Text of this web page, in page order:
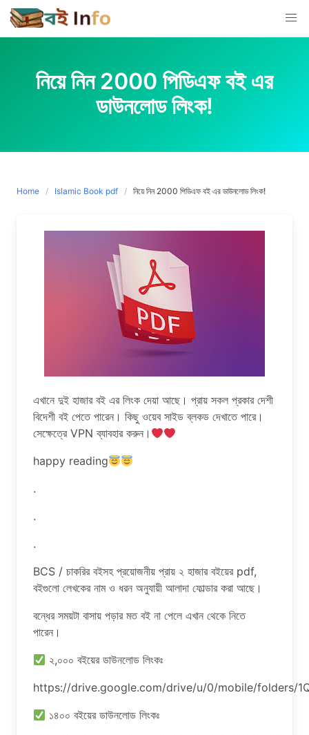
Skip
to
content
নিয়ে নিন 2000 পিডিএফ বই এর
ডাউনলোড লিংক!
Home Islamic Book pdf নিয়ে নিন 2000 পিডিএফ বই এর ডাউনলোড লিংক!
এখানে দুই হাজার বই এর লিংক দেয়া আছে। প্রায় সকল প্রকার দেশী
বিদেশী বই পেতে পারেন। কিছু ওয়েব সাইড ব্লকড দেখাতে পারে।
সেক্ষেত্রে VPN ব্যাবহার করুন।
happy reading
.
.
.
BCS / চাকরির বইসহ প্রয়োজনীয় প্রায় ২ হাজার বইয়ের pdf,
বইগুলো লেখকের নাম ও ধরন অনুযায়ী আলাদা ফোল্ডার করা আছে।
বন্ধের সময়টা বাসায় পড়ার মত বই না পেলে এখান থেকে নিতে
পারেন।
২,০০০ বইয়ের ডাউনলোড লিংকঃ
https://drive.google.com/drive/u/0/mobile/folders/
১৪০০ বইয়ের ডাউনলোড লিংকঃ